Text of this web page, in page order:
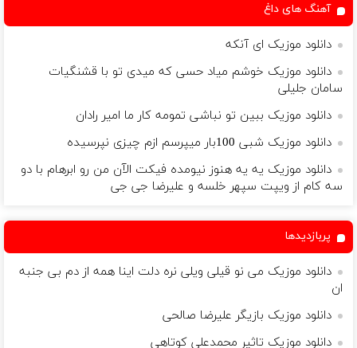
آهنگ های داغ
دانلود موزیک ای آنکه
دانلود موزیک خوشم میاد حسی که میدی تو با قشنگیات
سامان جلیلی
دانلود موزیک ببین تو نباشی تمومه کار ما امیر رادان
دانلود موزیک شبی 100بار میپرسم ازم چیزی نپرسیده
دانلود موزیک یه یه هنوز نیومده فیکت الآن من رو ابرهام با دو
سه کام از ویپت سپهر خلسه و علیرضا جی جی
پربازدیدها
دانلود موزیک می نو قیلی ویلی نره دلت اینا همه از دم بی جنبه
ان
دانلود موزیک بازیگر علیرضا صالحی
دانلود موزیک تاثیر محمدعلی کوتاهی